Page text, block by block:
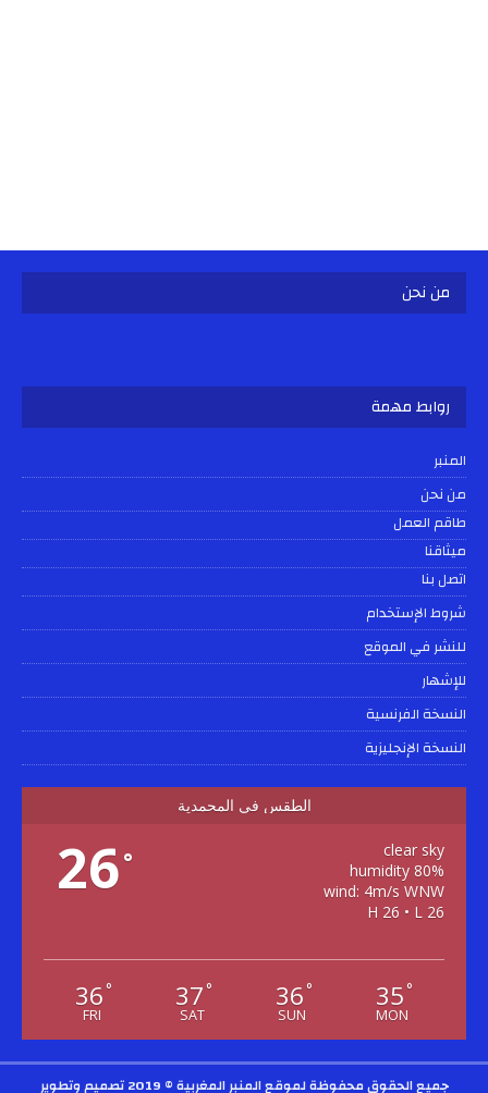
من نحن
روابط مهمة
المنبر
من نحن
طاقم العمل
ميثاقنا
اتصل بنا
شروط الإستخدام
للنشر في الموقع
للإشهار
النسخة الفرنسية
النسخة الإنجليزية
الطقس في المحمدية
26°
clear sky
80% humidity
wind: 4m/s WNW
H 26 • L 26
36 °
FRI
37 °
SAT
36 °
SUN
35 °
MON
جميع الحقوق محفوظة لموقع المنبر المغربية © 2019 تصميم وتطوير